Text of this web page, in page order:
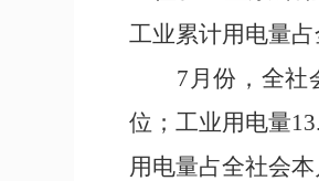
工业累计用电量
7 月份 ，全
位 ； 工业用电量
用电量占全社会本